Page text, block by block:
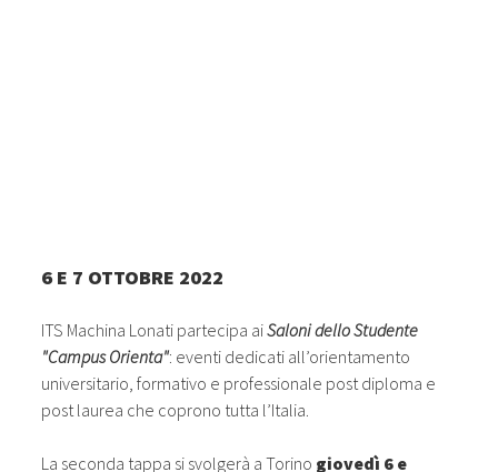
6 E 7 OTTOBRE 2022
ITS Machina Lonati partecipa aiSaloni dello Studente
"Campus Orienta": eventi dedicati all’orientamento
universitario, formativo e professionale post diploma e
post laurea che coprono tutta l’Italia.
La seconda tappa si svolgerà a Torino giovedì 6 e